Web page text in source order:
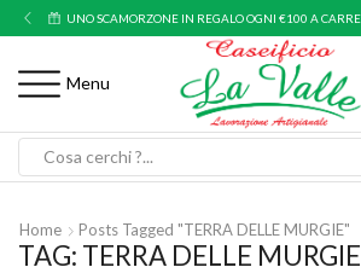
UNO SCAMORZONE IN REGALO OGNI €100 A
Menu
Home Posts Tagged "TERRA DELLE MURGIE"
TAG: TERRA DELLE MURGIE